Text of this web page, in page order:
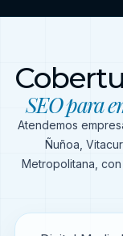
SEO para
Atendemos
Ñuñoa,
Metropolitana,